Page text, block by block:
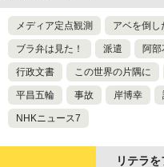
メディア定点観測 アベを倒し
ブラ弁は見た！ 派遣 阿部
行政文書 この世界の片隅に
平昌五輪 事故 岸博幸
NHKニュース7
リテラ